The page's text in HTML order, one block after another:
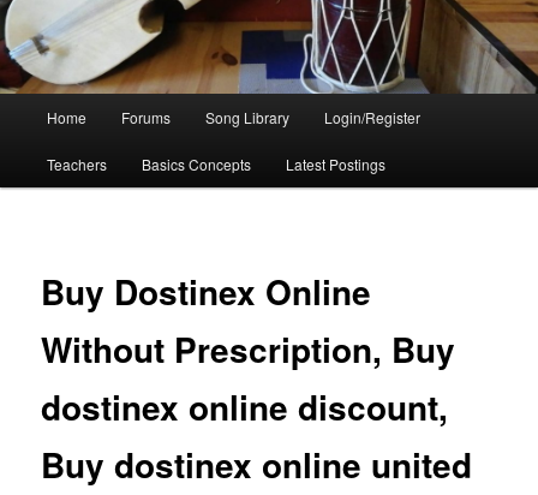
Home Forums Song Library Login/Register
Teachers Basics Concepts Latest Postings
Buy Dostinex Online
Without Prescription, Buy
dostinex online discount,
Buy dostinex online united